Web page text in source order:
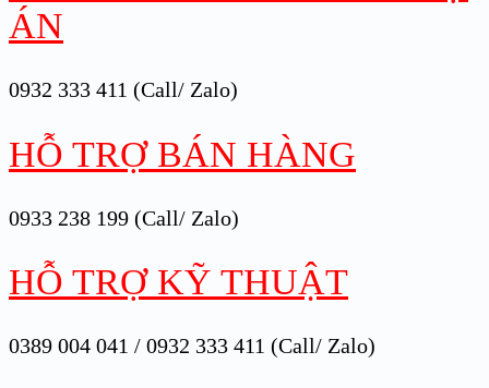
ÁN
0932 333 411 (Call/ Zalo)
HỖ TRỢ BÁN HÀNG
0933 238 199 (Call/ Zalo)
HỖ TRỢ KỸ THUẬT
0389 004 041 / 0932 333 411 (Call/ Zalo)